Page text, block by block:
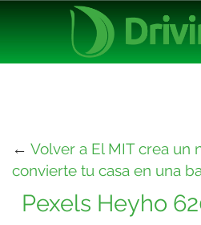
← Volver a El MIT crea un
convierte tu casa en una
Pexels Heyho